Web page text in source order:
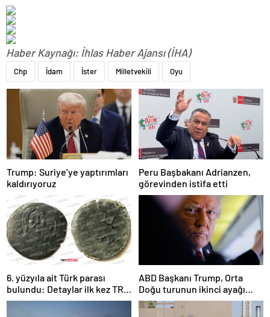
Haber Kaynağı: İhlas Haber Ajansı (İHA)
Chp İdam İster Milletvekili Oyu
Trump: Suriye’ye yaptırımları
kaldırıyoruz
Peru Başbakanı Adrianzen,
görevinden istifa etti
6. yüzyıla ait Türk parası
bulundu: Detaylar ilk kez TRT
Haber’de
ABD Başkanı Trump, Orta
Doğu turunun ikinci ayağı
Katar’da